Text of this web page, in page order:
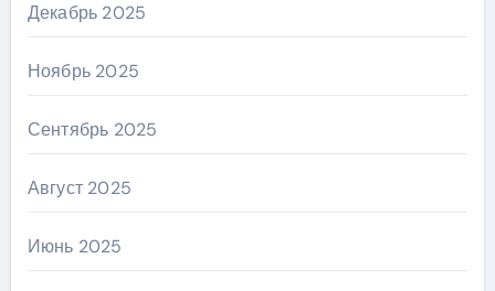
Декабрь 2025
Ноябрь 2025
Сентябрь 2025
Август 2025
Июнь 2025